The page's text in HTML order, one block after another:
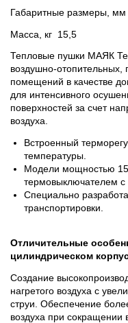
Габаритные размеры,
Масса, кг 15,5
Тепловые пушки МАЯК
воздушно-отопительных,
помещений в качестве
для интенсивного
поверхностей за счет
воздуха.
Встроенный
температуры.
Модели мощностью
термовыключателем
Специально
транспортировки.
Отличительные
цилиндрическом
Создание
нагретого воздуха с
струи. Обеспечение
воздуха при